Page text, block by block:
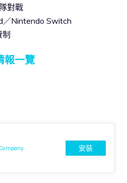
對戰
／Nintendo Switch
制
報一覽
安裝